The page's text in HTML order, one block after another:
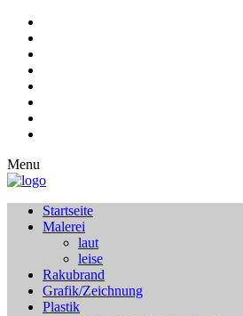
Menu
Startseite
Malerei
laut
leise
Rakubrand
Grafik/Zeichnung
Plastik